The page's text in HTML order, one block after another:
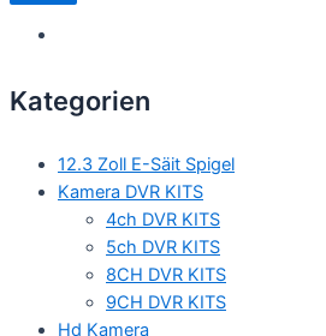
Kategorien
12.3 Zoll E-Säit Spigel
Kamera DVR KITS
4ch DVR KITS
5ch DVR KITS
8CH DVR KITS
9CH DVR KITS
Hd Kamera